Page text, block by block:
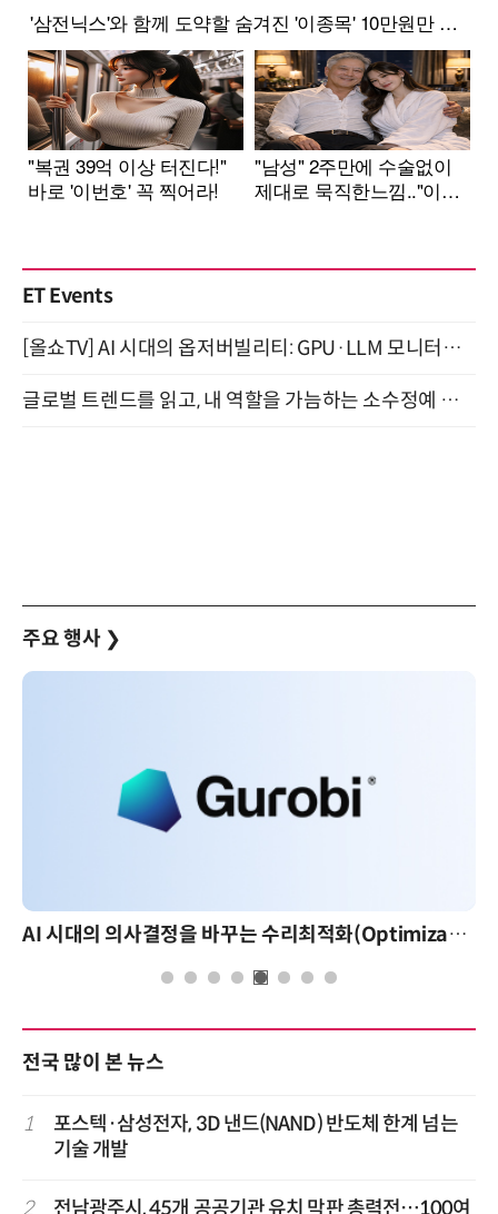
ET Events
[올쇼TV] AI 시대의 옵저버빌리티: GPU·LLM 모니터링부터 AI 기반 장애 대응까지 (8/11 생방송)
글로벌 트렌드를 읽고, 내 역할을 가늠하는 소수정예 실습 워크숍 (8/28)
주요 행사 ❯
AI 시대의 의사결정을 바꾸는 수리최적화(Optimization): 실제 산업 적용 사례와 활용 전략
전국 많이 본 뉴스
1
포스텍·삼성전자, 3D 낸드(NAND) 반도체 한계 넘는
기술 개발
2
전남광주시, 45개 공공기관 유치 막판 총력전…100여